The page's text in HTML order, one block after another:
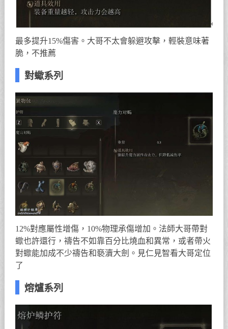
最多提升15%傷害。大哥不太會躲避攻擊，輕裝意味著
脆，不推薦
對蠍系列
12%對應屬性增傷，10%物理承傷增加。法師大哥帶對
蠍也許還行，禱告不如靠百分比燒血和異常，或者帶火
對蠍能加成不少禱告和褻瀆大劍。見仁見智看大哥定位
了
熔爐系列